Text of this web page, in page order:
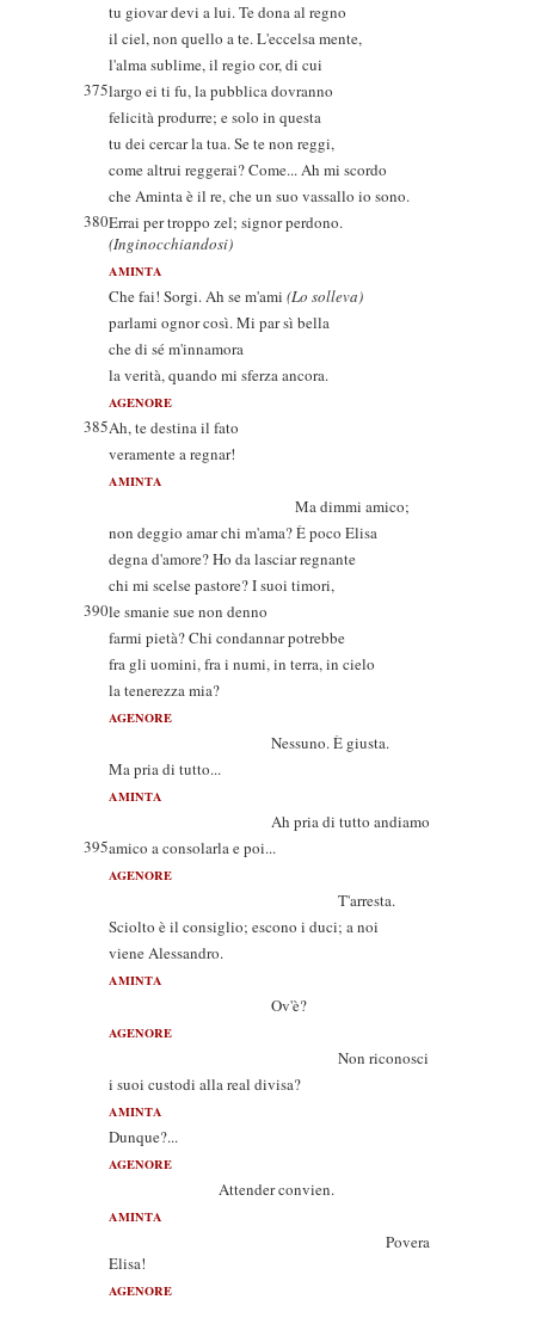
tu giovar devi a lui. Te dona al regno
il ciel, non quello a te. L'eccelsa mente,
l'alma sublime, il regio cor, di cui
375largo ei ti fu, la pubblica dovranno
felicità produrre; e solo in questa
tu dei cercar la tua. Se te non reggi,
come altrui reggerai? Come... Ah mi scordo
che Aminta è il re, che un suo vassallo io sono.
380Errai per troppo zel; signor perdono.
(Inginocchiandosi)
AMINTA
Che fai! Sorgi. Ah se m'ami (Lo solleva)
parlami ognor così. Mi par sì bella
che di sé m'innamora
la verità, quando mi sferza ancora.
AGENORE
385Ah, te destina il fato
veramente a regnar!
AMINTA
Ma dimmi amico;
non deggio amar chi m'ama? È poco Elisa
degna d'amore? Ho da lasciar regnante
chi mi scelse pastore? I suoi timori,
390le smanie sue non denno
farmi pietà? Chi condannar potrebbe
fra gli uomini, fra i numi, in terra, in cielo
la tenerezza mia?
AGENORE
Nessuno. È giusta.
Ma pria di tutto...
AMINTA
Ah pria di tutto andiamo
395amico a consolarla e poi...
AGENORE
T'arresta.
Sciolto è il consiglio; escono i duci; a noi
viene Alessandro.
AMINTA
Ov'è?
AGENORE
Non riconosci
i suoi custodi alla real divisa?
AMINTA
Dunque?...
AGENORE
Attender convien.
AMINTA
Povera
Elisa!
AGENORE